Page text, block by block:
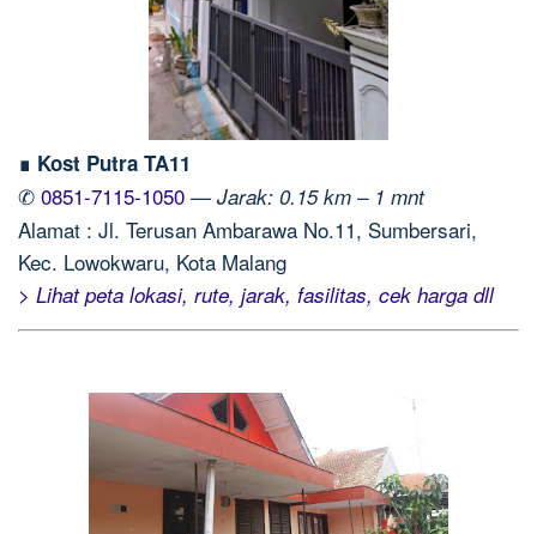
∎ Kost Putra TA11
✆ 0851-7115-1050 — Jarak: 0.15 km – 1 mnt
Alamat : Jl. Terusan Ambarawa No.11, Sumbersari,
Kec. Lowokwaru, Kota Malang
> Lihat peta lokasi, rute, jarak, fasilitas, cek harga dll